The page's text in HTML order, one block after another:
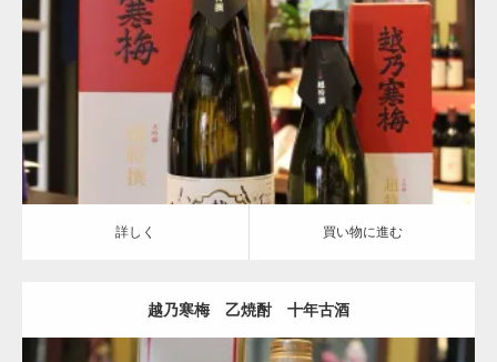
越乃寒梅
詳しく 買い物に進む
詳しく 買い物に進む
越乃寒梅 乙焼酎 十年古酒